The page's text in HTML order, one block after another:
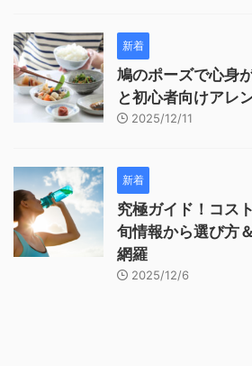
新着
鳩のポーズで心身
と初心者向けアレ
2025/12/11
新着
究極ガイド！コス
旬情報から選び方
網羅
2025/12/6